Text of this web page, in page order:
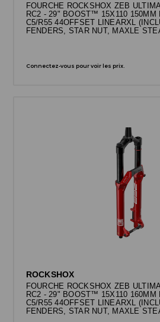
FOURCHE ROCKSHOX ZEB
RC2 - 29" BOOST™ 15X110 150MM
C5/R55 44OFFSET LINEARXL
FENDERS, STAR NUT, MAXLE
Connectez-vous pour voir les prix.
ROCKSHOX
FOURCHE ROCKSHOX ZEB
RC2 - 29" BOOST™ 15X110 160MM
C5/R55 44OFFSET LINEARXL
FENDERS, STAR NUT, MAXLE